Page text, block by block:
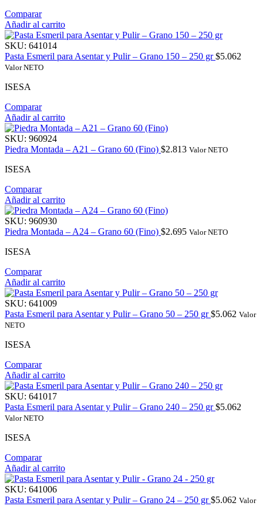
Comparar
Añadir al carrito
SKU: 641014
Pasta Esmeril para Asentar y Pulir – Grano 150 – 250 gr$5.062
Valor NETO
ISESA
Comparar
Añadir al carrito
SKU: 960924
Piedra Montada – A21 – Grano 60 (Fino) $2.813 Valor NETO
ISESA
Comparar
Añadir al carrito
SKU: 960930
Piedra Montada – A24 – Grano 60 (Fino) $2.695 Valor NETO
ISESA
Comparar
Añadir al carrito
SKU: 641009
Pasta Esmeril para Asentar y Pulir – Grano 50 – 250 gr$5.062 Valor
NETO
ISESA
Comparar
Añadir al carrito
SKU: 641017
Pasta Esmeril para Asentar y Pulir – Grano 240 – 250 gr$5.062
Valor NETO
ISESA
Comparar
Añadir al carrito
SKU: 641006
Pasta Esmeril para Asentar y Pulir – Grano 24 – 250 gr$5.062 Valor